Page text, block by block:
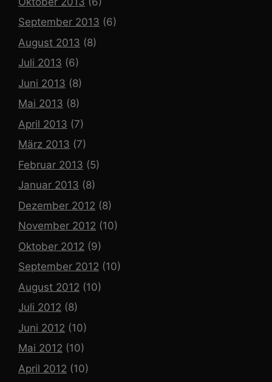
September 2013 (6)
August 2013 (8)
Juli 2013 (6)
Juni 2013 (8)
Mai 2013 (8)
April 2013 (7)
März 2013 (7)
Februar 2013 (5)
Januar 2013 (8)
Dezember 2012 (8)
November 2012 (10)
Oktober 2012 (9)
September 2012 (10)
August 2012 (10)
Juli 2012 (8)
Juni 2012 (10)
Mai 2012 (10)
April 2012 (10)